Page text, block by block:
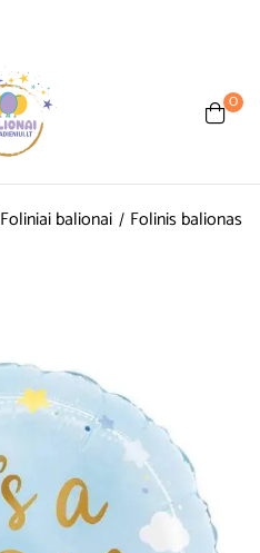
0
Foliniai balionai
Folinis balionas